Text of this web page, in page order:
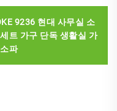
9236 현대 사무실 소
트 가구 단독 생활실 가
파